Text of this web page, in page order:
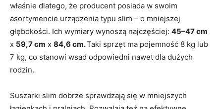
właśnie dlatego, że producent posiada w swoim
asortymencie urządzenia typu slim – o mniejszej
głębokości. Ich wymiary wynoszą najczęściej: 45–47 cm
x 59,7 cm x 84,6 cm.Taki sprzęt ma pojemność 8 kg lub
7 kg, co stanowi wsad odpowiedni nawet dla dużych
rodzin.
Suszarki slim dobrze sprawdzają się w mniejszych